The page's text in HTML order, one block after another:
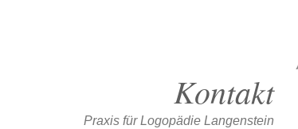
Praxis für Logopädie Langenstein